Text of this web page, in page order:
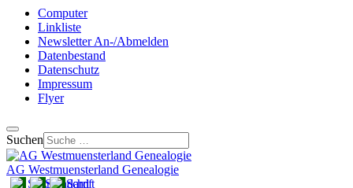
Computer
Linkliste
Newsletter An-/Abmelden
Datenbestand
Datenschutz
Impressum
Flyer
Suchen
AG Westmuensterland Genealogie